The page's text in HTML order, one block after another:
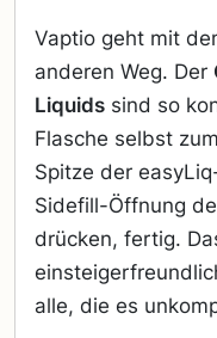
Vaptio geht mit
anderen Weg. Der
Liquids sind so
Flasche selbst
Spitze der
Sidefill-Öffnung
drücken, fertig.
alle, die es